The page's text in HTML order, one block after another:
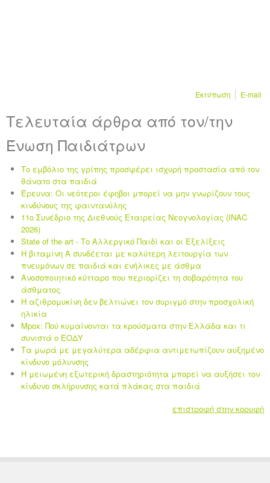
Εκτύπωση E-mail
Τελευταία άρθρα από τον/την
Ένωση Παιδιάτρων
Το εμβόλιο της γρίπης προσφέρει ισχυρή προστασία από τον
θάνατο στα παιδιά
Έρευνα: Οι νεότεροι έφηβοι μπορεί να μην γνωρίζουν τους
κινδύνους της φαιντανύλης
11ο Συνέδριο της Διεθνούς Εταιρείας Νεογνολογίας (INAC
2026)
State of the art - Το Αλλεργικό Παιδί και οι Eξελίξεις
Η βιταμίνη Α συνδέεται με καλύτερη λειτουργία των
πνευμόνων σε παιδιά και ενήλικες με άσθμα
Ανοσοποιητικό κύτταρο που περιορίζει τη σοβαρότητα του
άσθματος
Η αζιθρομυκίνη δεν βελτιώνει τον συριγμό στην προσχολική
ηλικία
Mpox: Πού κυμαίνονται τα κρούσματα στην Ελλάδα και τι
συνιστά ο ΕΟΔΥ
Τα μωρά με μεγαλύτερα αδέρφια αντιμετωπίζουν αυξημένο
κίνδυνο μόλυνσης
Η μειωμένη εξωτερική δραστηριότητα μπορεί να αυξήσει τον
κίνδυνο σκλήρυνσης κατά πλάκας στα παιδιά
επιστροφή στην κορυφή